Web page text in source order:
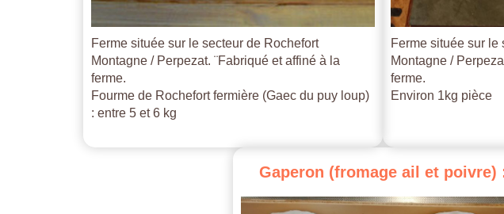
Ferme située sur le secteur de Rochefort
Montagne / Perpezat. ¨Fabriqué et affiné à la
ferme.
Fourme de Rochefort fermière (Gaec du puy loup)
: entre 5 et 6 kg
Ferme située sur le
Montagne /
ferme.
Environ 1kg pièce
Gaperon (fromage ail et poivre)